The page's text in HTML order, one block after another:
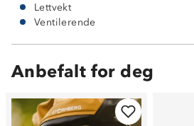
Lettvekt
Ventilerende
Anbefalt for deg